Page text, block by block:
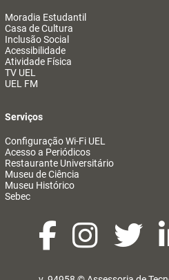
Moradia Estudantil
Casa de Cultura
Inclusão Social
Acessibilidade
Atividade Física
TV UEL
UEL FM
Serviços
Configuração Wi-Fi UEL
Acesso a Periódicos
Restaurante Universitário
Museu de Ciência
Museu Histórico
Sebec